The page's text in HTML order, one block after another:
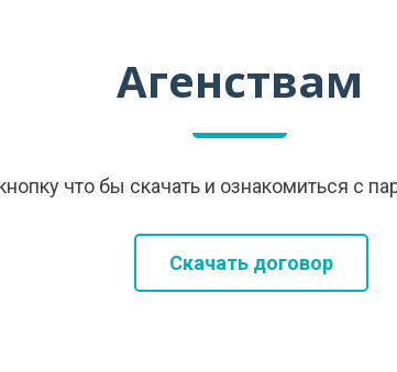
Агенствам
что бы скачать и ознакомиться с
Скачать договор